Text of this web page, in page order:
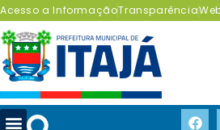
Acesso a InformaçãoTransparência